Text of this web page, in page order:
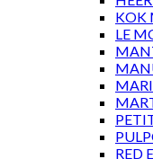
KOK
LE
RED